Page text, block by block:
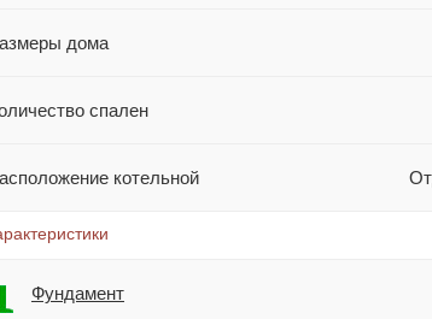
дома
спален
котельной
Фундамент